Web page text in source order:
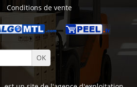
Conditions de vente